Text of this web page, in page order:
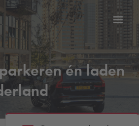
én laden